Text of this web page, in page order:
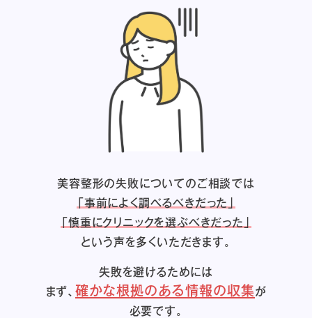
美容整形の失敗についてのご相談では
「事前によく調べるべきだった」
「慎重にクリニックを選ぶべきだった」
という声を多くいただきます。
失敗を避けるためには
まず、確かな根拠のある情報の収集が
必要です。